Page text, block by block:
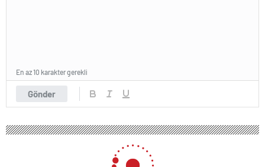
Gönder
En az 10 karakter gerekli